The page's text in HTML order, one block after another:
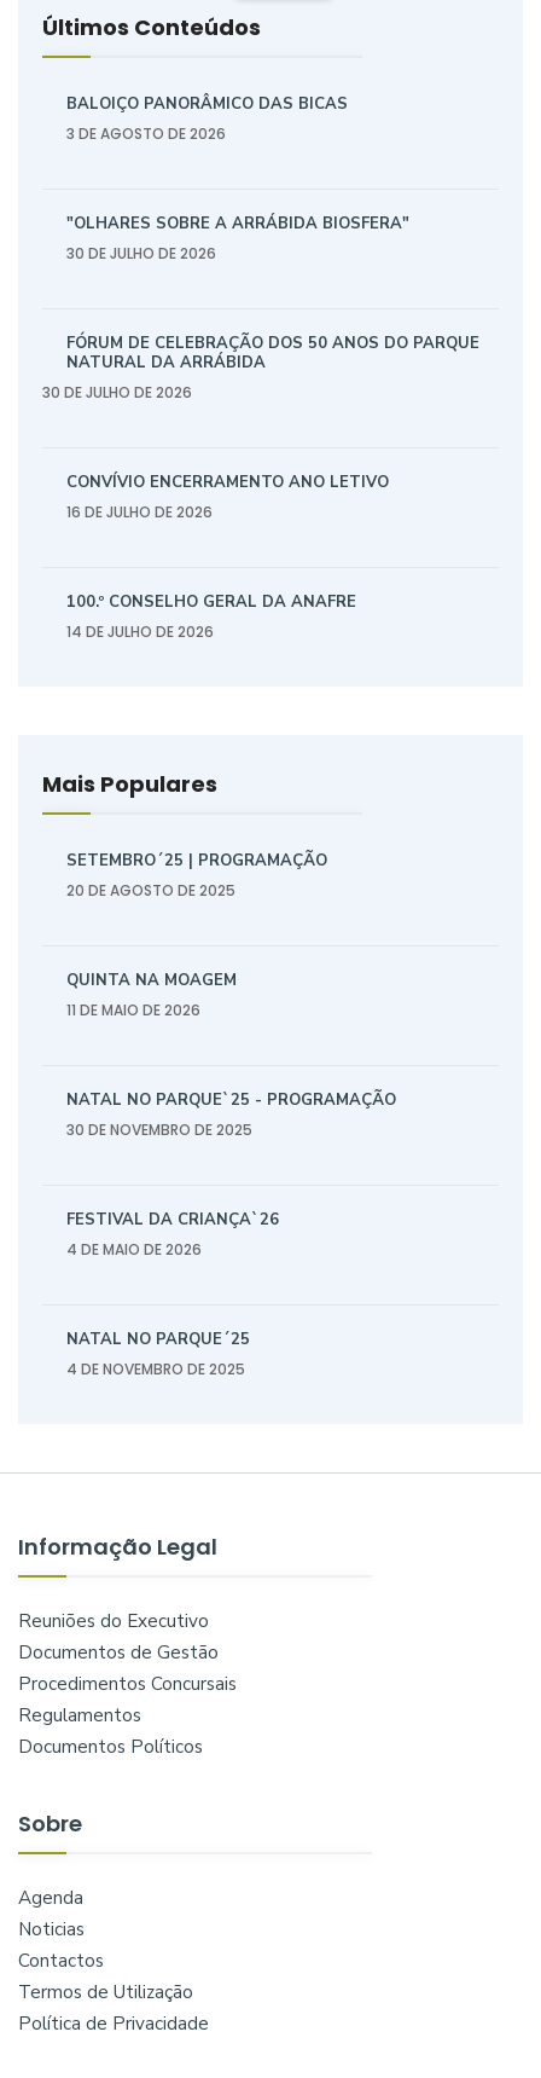
Últimos Conteúdos
BALOIÇO PANORÂMICO DAS BICAS
3 DE AGOSTO DE 2026
"OLHARES SOBRE A ARRÁBIDA BIOSFERA"
30 DE JULHO DE 2026
FÓRUM DE CELEBRAÇÃO DOS 50 ANOS DO PARQUE
NATURAL DA ARRÁBIDA
30 DE JULHO DE 2026
CONVÍVIO ENCERRAMENTO ANO LETIVO
16 DE JULHO DE 2026
100.º CONSELHO GERAL DA ANAFRE
14 DE JULHO DE 2026
Mais Populares
SETEMBRO´25 | PROGRAMAÇÃO
20 DE AGOSTO DE 2025
QUINTA NA MOAGEM
11 DE MAIO DE 2026
NATAL NO PARQUE`25 - PROGRAMAÇÃO
30 DE NOVEMBRO DE 2025
FESTIVAL DA CRIANÇA`26
4 DE MAIO DE 2026
NATAL NO PARQUE´25
4 DE NOVEMBRO DE 2025
Informação Legal
Reuniões do Executivo
Documentos de Gestão
Procedimentos Concursais
Regulamentos
Documentos Políticos
Sobre
Agenda
Noticias
Contactos
Termos de Utilização
Política de Privacidade